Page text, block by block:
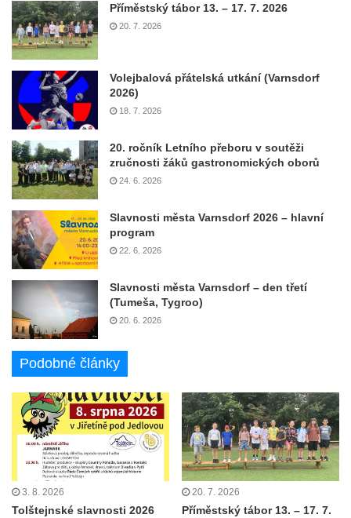
Příměstský tábor 13. – 17. 7. 2026
20. 7. 2026
Volejbalová přátelská utkání (Varnsdorf
2026)
18. 7. 2026
20. ročník Letního přeboru v soutěži
zručnosti žáků gastronomických oborů
24. 6. 2026
Slavnosti města Varnsdorf 2026 – hlavní
program
22. 6. 2026
Slavnosti města Varnsdorf – den třetí
(Tumeša, Tygroo)
20. 6. 2026
Podobné články
3. 8. 2026
Tolštejnské slavnosti 2026
20. 7. 2026
Příměstský tábor 13. – 17. 7.